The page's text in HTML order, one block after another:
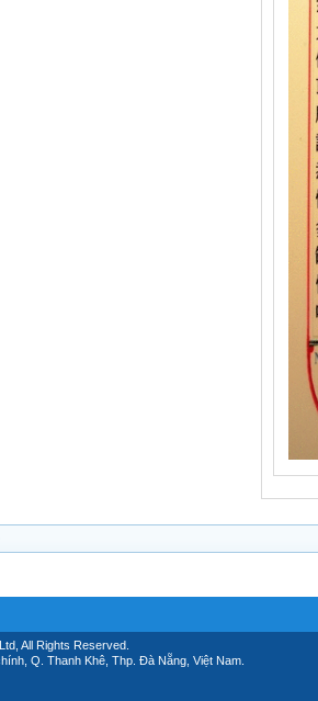
All Rights Reserved.
Q. Thanh Khê, Thp. Đà Nẵng, Việt Nam.